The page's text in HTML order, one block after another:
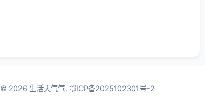
© 2026 生活天气气. 鄂ICP备2025102301号-2